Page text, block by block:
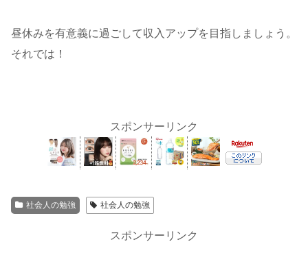
昼休みを有意義に過ごして収入アップを目指しましょう。
それでは！
スポンサーリンク
社会人の勉強 社会人の勉強
スポンサーリンク